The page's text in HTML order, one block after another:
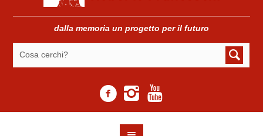
dalla memoria un progetto per il futuro